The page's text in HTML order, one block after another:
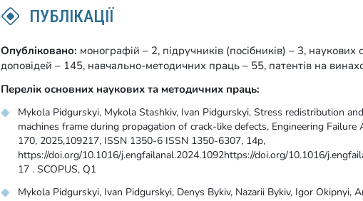
ПУБЛІКАЦІЇ
Опубліковано: монографій – 2, підручників (посібників) – 3, наукових
доповідей – 145, навчально-методичних праць – 55, патентів на
Перелік основних наукових та методичних праць:
Mykola Pidgurskyi, Mykola Stashkiv, Ivan Pidgurskyi, Stress redistribution
machines frame during propagation of crack-like defects, Engineering Failure
170, 2025,109217, ISSN 1350-6 ISSN 1350-6307, 14p,
https://doi.org/10.1016/j.engfailanal.2024.1092https://doi.org/10.1016/
17 . SCOPUS, Q1
Mykola Pidgurskyi, Ivan Pidgurskyi, Denys Bykiv, Nazarii Bykiv, Igor Okipnyi,